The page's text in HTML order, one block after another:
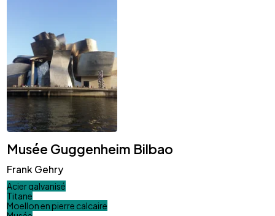
Musée Guggenheim Bilbao
Frank Gehry
Acier galvanisé
Titane
Moellon en pierre calcaire